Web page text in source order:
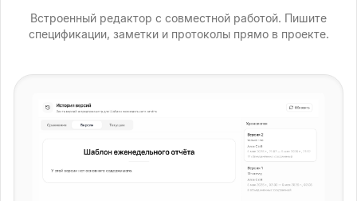
Встроенный редактор с совместной работой. Пишите
спецификации, заметки и протоколы прямо в проекте.